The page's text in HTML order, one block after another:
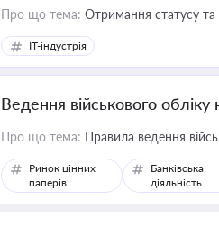
Про що тема: Отримання статусу та
IT-індустрія
Ведення військового обліку
Про що тема: Правила ведення
Ринок цінних
паперів
Банківська
діяльність